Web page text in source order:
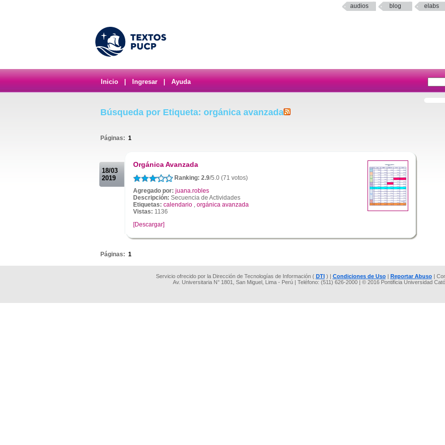
audios blog elabs
Inicio Ingresar Ayuda
Búsqueda por Etiqueta: orgánica avanzada
Páginas: 1
18/03
2019
Orgánica Avanzada
Ranking: 2.9/5.0 (71 votos)
Agregado por: juana.robles
Descripción: Secuencia de Actividades
Etiquetas: calendario , orgánica avanzada
Vistas: 1136
[Descargar]
Páginas: 1
Servicio ofrecido por la Dirección de Tecnologías de Información ( DTI) | Condiciones de Uso| Reportar Abuso|
Av. Universitaria N° 1801, San Miguel, Lima - Perú | Teléfono: (511) 626-2000 | © 2016 Pontificia Universidad